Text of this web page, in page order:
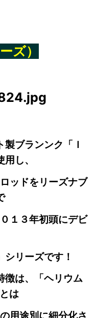
ズ）
ブランンク「Ｉ
し、
ッドをリーズナブ
１３年初頭にデビ
シリーズです！
徴は、「ヘリウム
は